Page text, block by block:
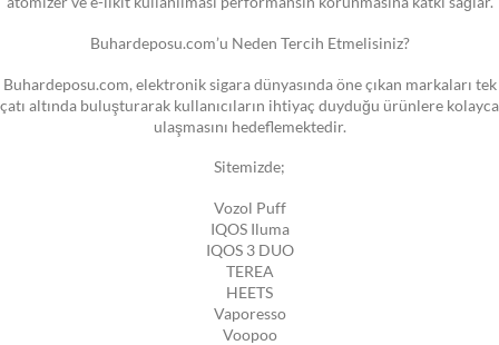
Buhardeposu.com’u Neden Tercih Etmelisiniz?
Buhardeposu.com, elektronik sigara dünyasında öne çıkan markaları tek
çatı altında buluşturarak kullanıcıların ihtiyaç duyduğu ürünlere kolayca
ulaşmasını hedeflemektedir.
Sitemizde;
Vozol Puff
IQOS Iluma
IQOS 3 DUO
TEREA
HEETS
Vaporesso
Voopoo